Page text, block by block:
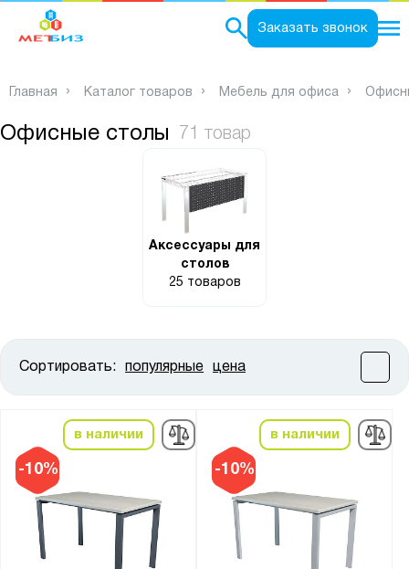
Заказать звонок
Главная Каталог товаров Мебель для офиса
Офисные столы 71 товар
Аксессуары для
столов
25 товаров
Сортировать: популярные цена
-10%
в наличии
-10%
в наличии
Высота, мм:
от
Ширина, мм: